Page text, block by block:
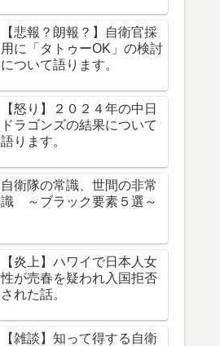
【悲報？朗報？】自衛官採
用に「タトゥーOK」の検討
について語ります。
【怒り】２０２４年の中日
ドラゴンズの結果について
語ります。
自衛隊の常識、世間の非常
識 ～ブラック要素５選～
【炎上】ハワイで日本人女
性が売春を疑われ入国拒否
された話。
【雑談】知って得する自衛